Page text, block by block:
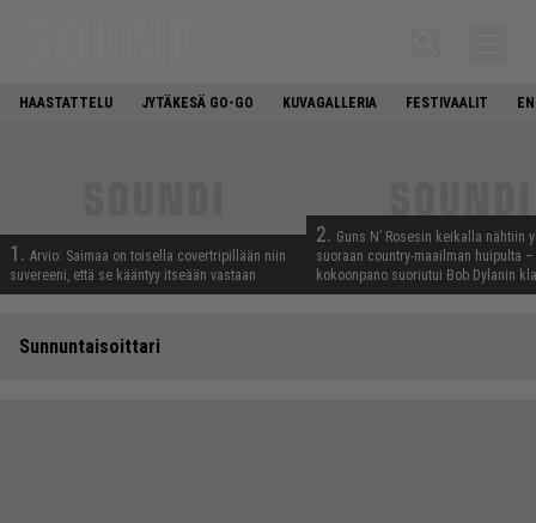
HAASTATTELU JYTÄKESÄ GO-GO KUVAGALLERIA FESTIVAALIT
1. Arvio: Saimaa on toisella covertripillään niin
suvereeni, että se kääntyy itseään vastaan
2. Guns N’ Rosesin keikalla nähtiin
suoraan country-maailman huipulta
kokoonpano suoriutui Bob Dylanin
Sunnuntaisoittari